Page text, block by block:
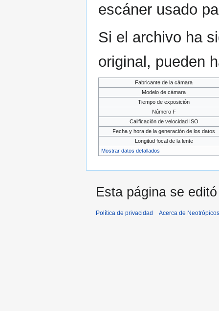
escáner usado
Si el archivo ha
original, pueden
Fabricante de la cámara
Modelo de cámara
Tiempo de exposición
Número F
Calificación de velocidad ISO
Fecha y hora de la generación de los datos
Longitud focal de la lente
Mostrar datos detallados
Esta página se
Política de privacidad Acerca de Neotrópicos